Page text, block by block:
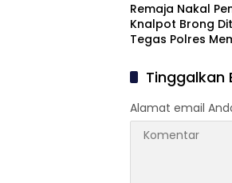
Remaja Nakal
Knalpot Brong
Tegas Polres
Tinggalkan
Alamat email